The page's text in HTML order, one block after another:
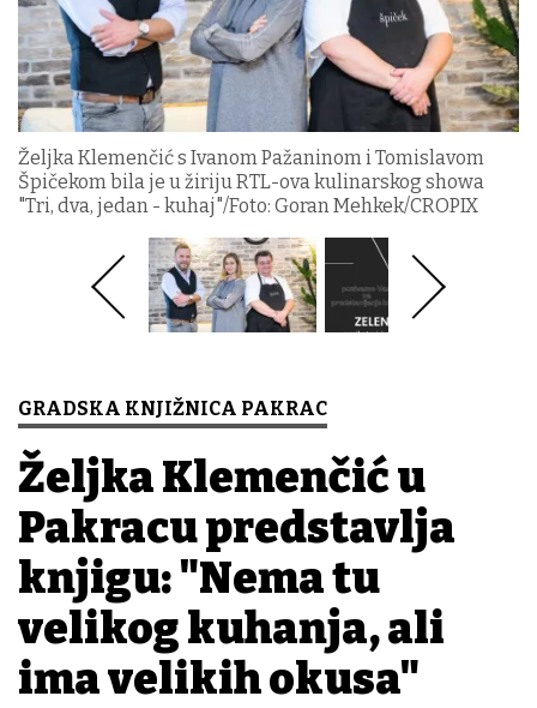
Željka Klemenčić s Ivanom Pažaninom i Tomislavom
Špičekom bila je u žiriju RTL-ova kulinarskog showa
"Tri, dva, jedan - kuhaj"/Foto: Goran Mehkek/CROPIX
GRADSKA KNJIŽNICA PAKRAC
Željka Klemenčić u
Pakracu predstavlja
knjigu: "Nema tu
velikog kuhanja, ali
ima velikih okusa"